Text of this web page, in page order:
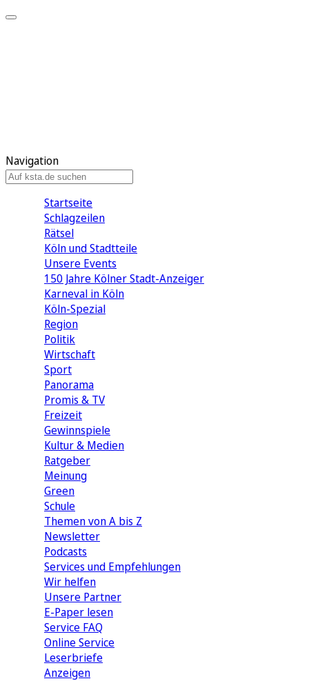
Navigation
Startseite
Schlagzeilen
Rätsel
Köln und Stadtteile
Unsere Events
150 Jahre Kölner Stadt-Anzeiger
Karneval in Köln
Köln-Spezial
Region
Politik
Wirtschaft
Sport
Panorama
Promis & TV
Freizeit
Gewinnspiele
Kultur & Medien
Ratgeber
Meinung
Green
Schule
Themen von A bis Z
Newsletter
Podcasts
Services und Empfehlungen
Wir helfen
Unsere Partner
E-Paper lesen
Service FAQ
Online Service
Leserbriefe
Anzeigen